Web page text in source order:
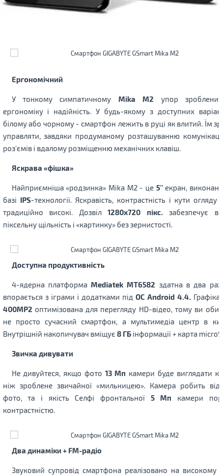
Ергономічний
У тонкому симпатичному Mika M2 упор
ергономіку і надійність. У будь-якому з доступних
білому або чорному - смартфон лежить в руці як влитий. Їм
управляти, завдяки продуманому розташуванню
роз'ємів і вдалому розміщенню механічних клавіш.
Яскрава «фішка»
Найприємніша «родзинка» Mika M2 - це 5''екран,
базі IPS-технології. Яскравість, контрастність і кути
традиційно високі. Дозвіл 1280х720 пікс. забезпечує
піксельну щільність і «картинку» без зернистості.
Доступна продуктивність
4-ядерна платформа Mediatek MT6582 здатна в два
впорається з іграми і додатками підОС Android 4.4.
400MP2 оптимізована для перегляду HD-відео, тому ви
не просто сучасний смартфон, а мультимедіа центр в
Внутрішній накопичувач вміщує 8 ГБінформації + карта
Звичка дивувати
Не дивуйтеся, якщо фото 13 Мп камери буде виглядати
ніж зроблене звичайної «мильницею». Камера робить
фото, та і якість Селфі фронтальної 5 Мп камери
контрастністю.
Два динаміки + FM-радіо
Звуковий супровід смартфона реалізовано на високому